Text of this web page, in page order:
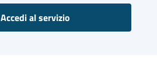
Accedi al servizio